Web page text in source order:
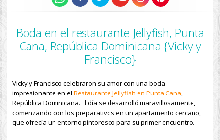
Boda en el restaurante Jellyfish, Punta
Cana, República Dominicana {Vicky y
Francisco}
Vicky y Francisco celebraron su amor con una boda
impresionante en el Restaurante Jellyfish en Punta Cana,
República Dominicana. El día se desarrolló maravillosamente,
comenzando con los preparativos en un apartamento cercano,
que ofrecía un entorno pintoresco para su primer encuentro.